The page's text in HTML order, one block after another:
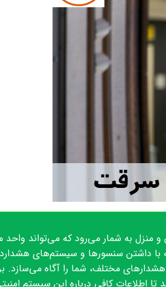
و منزل به شمار می‌رود که می‌تواند واحد
با داشتن سنسورها و سیستم‌های
مختلف، شما را آگاه می‌سازد.
تا اطلاعات کافی درباره این سیستم